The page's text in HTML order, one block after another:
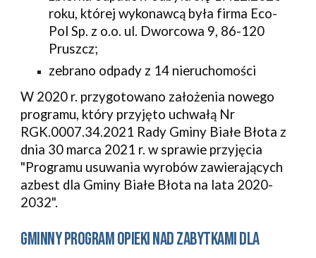
roku, której wykonawcą była firma Eco-
Pol Sp. z o.o. ul. Dworcowa 9, 86-120
Pruszcz;
zebrano odpady z 14 nieruchomości
W 2020 r. przygotowano założenia nowego
programu, który przyjęto uchwałą Nr
RGK.0007.34.2021 Rady Gminy Białe Błota z
dnia 30 marca 2021 r. w sprawie przyjęcia
"Programu usuwania wyrobów zawierających
azbest dla Gminy Białe Błota na lata 2020-
2032".
GMINNY PROGRAM OPIEKI NAD ZABYTKAMI DLA